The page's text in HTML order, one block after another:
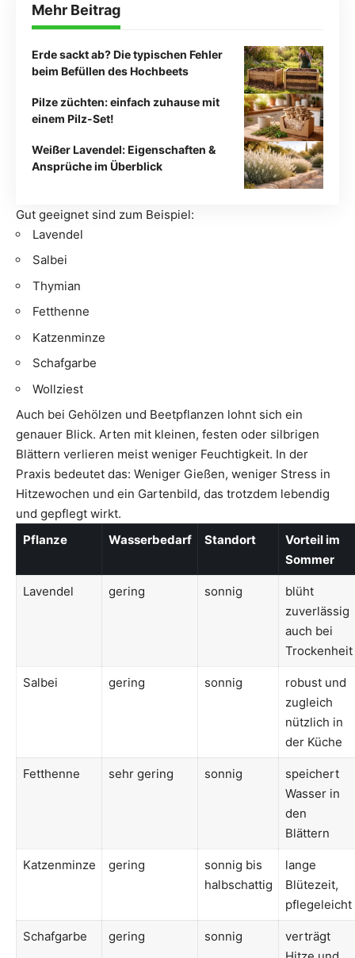
Mehr Beitrag
Erde sackt ab? Die typischen Fehler
beim Befüllen des Hochbeets
Pilze züchten: einfach zuhause mit
einem Pilz-Set!
Weißer Lavendel: Eigenschaften &
Ansprüche im Überblick
Gut geeignet sind zum Beispiel:
Lavendel
Salbei
Thymian
Fetthenne
Katzenminze
Schafgarbe
Wollziest
Auch bei Gehölzen und Beetpflanzen lohnt sich ein
genauer Blick. Arten mit kleinen, festen oder silbrigen
Blättern verlieren meist weniger Feuchtigkeit. In der
Praxis bedeutet das: Weniger Gießen, weniger Stress in
Hitzewochen und ein Gartenbild, das trotzdem lebendig
und gepflegt wirkt.
Pflanze
Wasserbedarf Standort
Vorteil im
Sommer
Lavendel gering sonnig
blüht
zuverlässig
auch bei
Trockenheit
Salbei gering sonnig
robust und
zugleich
nützlich in
der Küche
Fetthenne sehr gering sonnig
speichert
Wasser in
den
Blättern
Katzenminze gering
sonnig bis
halbschattig
lange
Blütezeit,
pflegeleicht
Schafgarbe gering sonnig
verträgt